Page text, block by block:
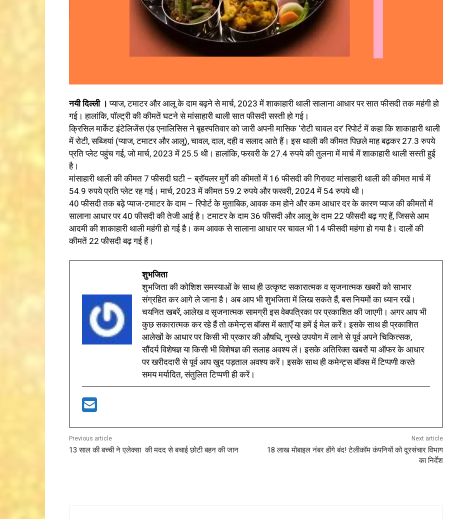
नयी दिल्ली । प्याज, टमाटर और आलू के दाम बढ़ने से मार्च, 2023 में शाकाहारी थाली सालाना आधार पर सात फीसदी तक महंगी हो
गई। हालांकि, पॉल्ट्री की कीमतें घटने से मांसाहारी थाली सात फीसदी सस्ती हो गई।
क्रिसिल मार्केट इंटेलिजेंस एंड एनालिसिस ने बृहस्पतिवार को जारी अपनी मासिक ‘रोटी चावल दर’ रिपोर्ट में कहा कि शाकाहारी थाली
में रोटी, सब्जियां (प्याज, टमाटर और आलू), चावल, दाल, दही व सलाद आते हैं। इस थाली की कीमत पिछले माह बढ़कर 27.3 रुपये
प्रति प्लेट पहुंच गई, जो मार्च, 2023 में 25.5 थी। हालांकि, फरवरी के 27.4 रुपये की तुलना में मार्च में शाकाहारी थाली सस्ती हुई
है।
मांसाहारी थाली की कीमत 7 फीसदी घटी – ब्रॉयलर मुर्गे की कीमतों में 16 फीसदी की गिरावट मांसाहारी थाली की कीमत मार्च में
54.9 रुपये प्रति प्लेट रह गई। मार्च, 2023 में कीमत 59.2 रुपये और फरवरी, 2024 में 54 रुपये थी।
40 फीसदी तक बढ़े प्याज-टमाटर के दाम – रिपोर्ट के मुताबिक, आवक कम होने और कम आधार दर के कारण प्याज की कीमतों में
सालाना आधार पर 40 फीसदी की तेजी आई है। टमाटर के दाम 36 फीसदी और आलू के दाम 22 फीसदी बढ़ गए हैं, जिससे आम
आदमी की शाकाहारी थाली महंगी हो गई है। कम आवक से सालाना आधार पर चावल भी 14 फीसदी महंगा हो गया है। दालों की
कीमतें 22 फीसदी बढ़ गई हैं।
शुभजिता
शुभजिता की कोशिश समस्याओं के साथ ही उत्कृष्ट सकारात्मक व सृजनात्मक खबरों को साभार
संग्रहित कर आगे ले जाना है। अब आप भी शुभजिता में लिख सकते हैं, बस नियमों का ध्यान रखें।
चयनित खबरें, आलेख व सृजनात्मक सामग्री इस वेबपत्रिका पर प्रकाशित की जाएगी। अगर आप भी
कुछ सकारात्मक कर रहे हैं तो कमेन्ट्स बॉक्स में बताएँ या हमें ई मेल करें। इसके साथ ही प्रकाशित
आलेखों के आधार पर किसी भी प्रकार की औषधि, नुस्खे उपयोग में लाने से पूर्व अपने चिकित्सक,
सौंदर्य विशेषज्ञ या किसी भी विशेषज्ञ की सलाह अवश्य लें। इसके अतिरिक्त खबरों या ऑफर के आधार
पर खरीददारी से पूर्व आप खुद पड़ताल अवश्य करें। इसके साथ ही कमेन्ट्स बॉक्स में टिप्पणी करते
समय मर्यादित, संतुलित टिप्पणी ही करें।
Previous article
13 साल की बच्ची ने एलेक्सा की मदद से बचाई छोटी बहन की जान
Next article
18 लाख मोबाइल नंबर होंगे बंद! टेलीकॉम कंपनियों को दूरसंचार विभाग
का निर्देश